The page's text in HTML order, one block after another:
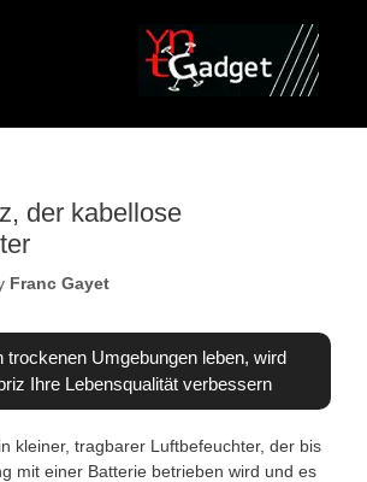
der kabellose
Franc Gayet
trockenen Umgebungen leben, wird
Ihre Lebensqualität verbessern
kleiner, tragbarer Luftbefeuchter, der bis
mit einer Batterie betrieben wird und es